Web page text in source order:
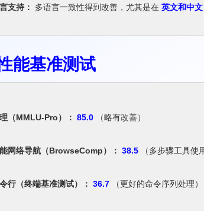
支持： 多语言一致性得到改善，尤其是在 英文和中文
能基准测试
（MMLU-Pro）： 85.0 （略有改善）
网络导航（BrowseComp）： 38.5 （多步骤工具使
行（终端基准测试）： 36.7 （更好的命令序列处理）